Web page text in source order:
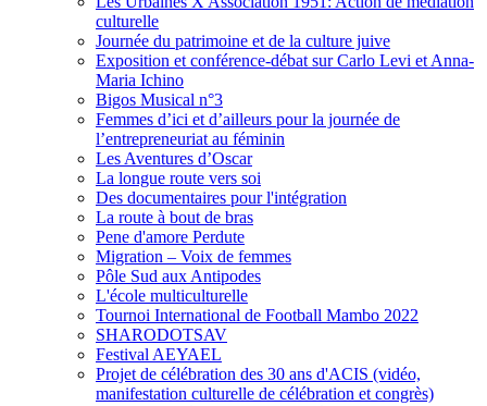
culturelle
Journée du patrimoine et de la culture juive
Exposition et conférence-débat sur Carlo Levi et Anna-
Maria Ichino
Bigos Musical n°3
Femmes d’ici et d’ailleurs pour la journée de
l’entrepreneuriat au féminin
Les Aventures d’Oscar
La longue route vers soi
Des documentaires pour l'intégration
La route à bout de bras
Pene d'amore Perdute
Migration – Voix de femmes
Pôle Sud aux Antipodes
L'école multiculturelle
Tournoi International de Football Mambo 2022
SHARODOTSAV
Festival AEYAEL
Projet de célébration des 30 ans d'ACIS (vidéo,
manifestation culturelle de célébration et congrès)